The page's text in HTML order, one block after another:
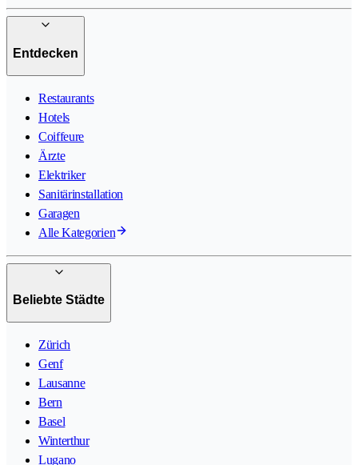
Entdecken
Restaurants
Hotels
Coiffeure
Ärzte
Elektriker
Sanitärinstallation
Garagen
Alle Kategorien
Beliebte Städte
Zürich
Genf
Lausanne
Bern
Basel
Winterthur
Lugano